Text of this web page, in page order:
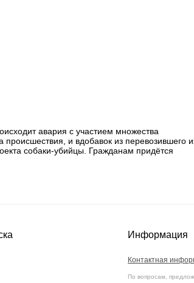
авария с участием множества
и вдобавок из перевозившего
собаки-убийцы. Гражданам придётся
Информация
Контактная
По вопросам,